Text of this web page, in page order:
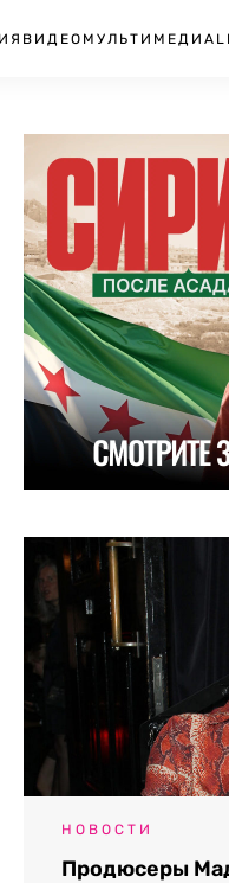
ВИДЕО МУЛЬТИМЕДИА
НОВОСТИ
Продюсеры